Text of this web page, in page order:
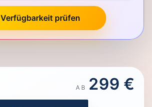
Verfügbarkeit prüfen
AB 299 €